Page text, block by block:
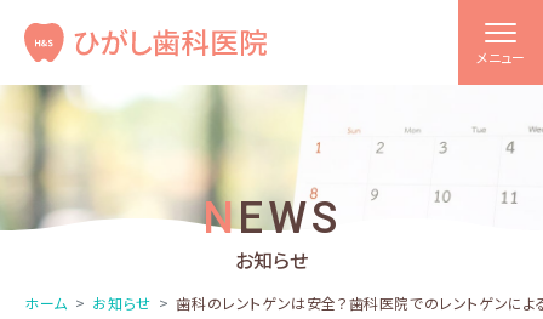
メニュー
お知らせ
NEWS
ホーム お知らせ 歯科のレントゲンは安全？歯科医院でのレントゲンに